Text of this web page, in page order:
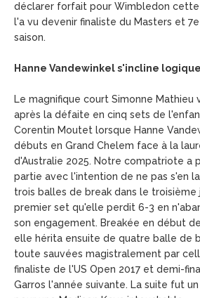
déclarer forfait pour Wimbledon cette
l'a vu devenir finaliste du Masters et
saison.
Hanne Vandewinkel s'incline
Le magnifique court Simonne Mathieu
après la défaite en cinq sets de
Corentin Moutet lorsque Hanne
débuts en Grand Chelem face à la
d'Australie 2025. Notre compatriote a
partie avec l'intention de ne pas s'en
trois balles de break dans le troisième
premier set qu'elle perdit 6-3 en
son engagement. Breakée en début
elle hérita ensuite de quatre balle de
toute sauvées magistralement par
finaliste de l'US Open 2017 et demi-
Garros l'année suivante. La suite fut